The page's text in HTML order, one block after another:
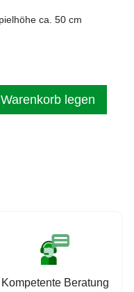
ca. 50 cm
legen
Kompetente Beratung